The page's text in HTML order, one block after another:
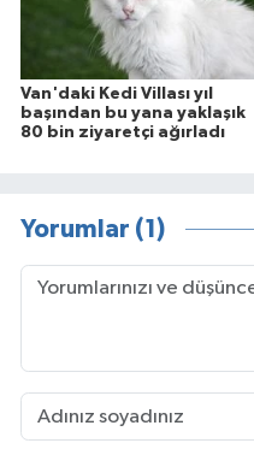
Van'daki Kedi Villası yıl
başından bu yana yaklaşık
80 bin ziyaretçi ağırladı
Yorumlar (1)